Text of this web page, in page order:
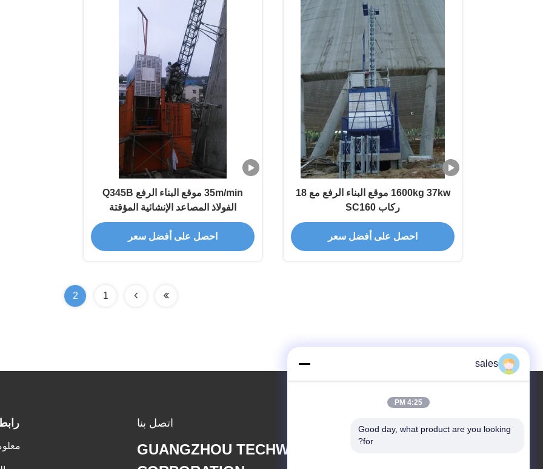
1600kg 37kw موقع البناء الرفع مع 18
ركاب SC160
احصل على أفضل سعر
35m/min موقع البناء الرفع Q345B
الفولاذ المصاعد الإنشائية المؤقتة
احصل على أفضل سعر
1
2
اتصل بنا
GUANGZHOU TECHWAY MACHINERY
sales
4:25 PM
Good day, what product are you looking
for?